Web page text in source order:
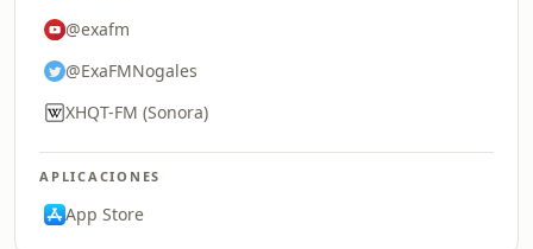
@exafm
@ExaFMNogales
XHQT-FM (Sonora)
APLICACIONES
App Store